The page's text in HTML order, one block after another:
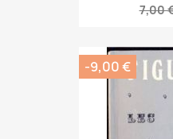
7,00
-9,00 €